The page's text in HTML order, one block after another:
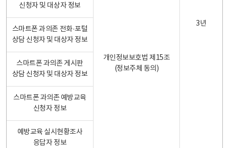
개인정보보호법 제15조
(정보주체 동의)
3년
신청자 및 대상자 정보
스마트폰 과의존 전화·포털
상담 신청자 및 대상자 정보
스마트폰 과의존 게시판
상담 신청자 및 대상자 정보
스마트폰 과의존 예방교육
신청자 정보
예방교육 실시현황조사
응답자 정보